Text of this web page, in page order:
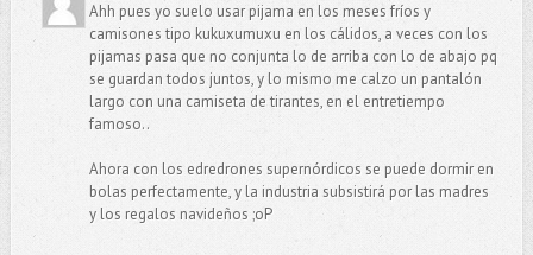
Ahh pues yo suelo usar pijama en los meses fríos y
camisones tipo kukuxumuxu en los cálidos, a veces con los
pijamas pasa que no conjunta lo de arriba con lo de abajo pq
se guardan todos juntos, y lo mismo me calzo un pantalón
largo con una camiseta de tirantes, en el entretiempo
famoso..
Ahora con los edredrones supernórdicos se puede dormir en
bolas perfectamente, y la industria subsistirá por las madres
y los regalos navideños ;oP